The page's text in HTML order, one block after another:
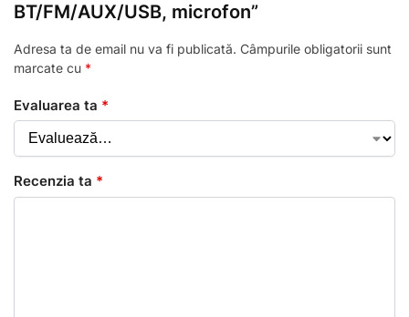
BT/FM/AUX/USB, microfon”
Adresa ta de email nu va fi publicată. Câmpurile obligatorii sunt
marcate cu *
Evaluarea ta *
Recenzia ta *